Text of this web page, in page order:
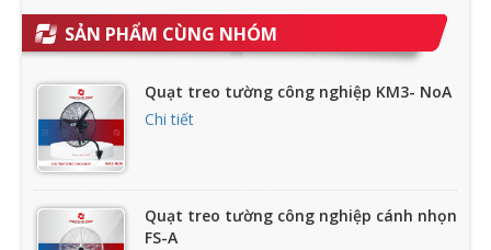
SẢN PHẨM CÙNG NHÓM
Quạt treo tường công nghiệp KM3- NoA
Chi tiết
Quạt treo tường công nghiệp cánh nhọn
FS-A